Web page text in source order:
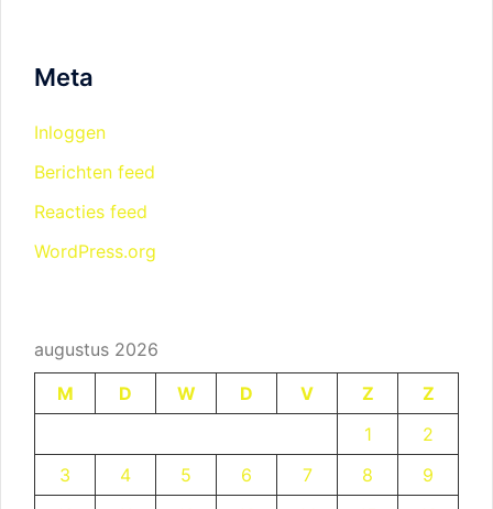
Meta
Inloggen
Berichten feed
Reacties feed
WordPress.org
augustus 2026
M
D W D V Z
Z
1
2
3
4 5 6 7 8
9